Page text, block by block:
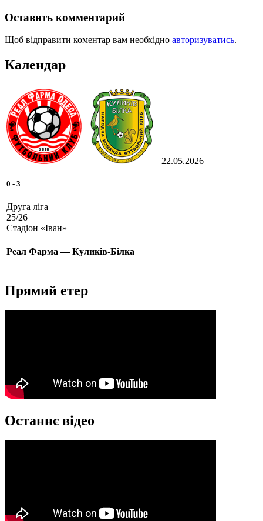
Оставить комментарий
Щоб відправити коментар вам необхідно авторизуватись.
Календар
22.05.2026
0 - 3
Друга ліга
25/26
Стадіон «Іван»
Реал Фарма — Куликів-Білка
Прямий етер
Останнє відео